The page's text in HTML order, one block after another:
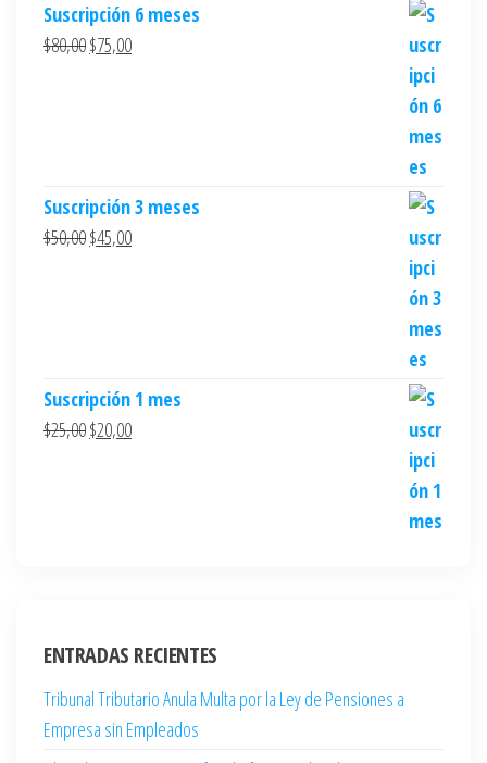
Suscripción 6 meses
$80,00$75,00
Suscripción 3 meses
$50,00$45,00
Suscripción 1 mes
$25,00$20,00
ENTRADAS RECIENTES
Tribunal Tributario Anula Multa por la Ley de Pensiones a
Empresa sin Empleados